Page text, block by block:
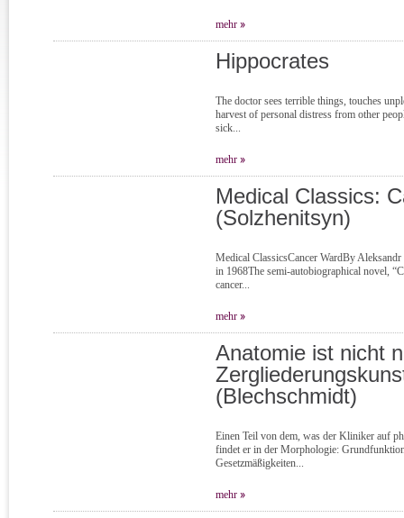
mehr
Hippocrates
The doctor sees terrible things, touches
harvest of personal distress from other
sick...
mehr
Medical Classics:
(Solzhenitsyn)
Medical ClassicsCancer WardBy
in 1968The semi-autobiographical novel,
cancer...
mehr
Anatomie ist nicht
(Blechschmidt)
Einen Teil von dem, was der Kliniker auf
findet er in der Morphologie:
Gesetzmäßigkeiten...
mehr